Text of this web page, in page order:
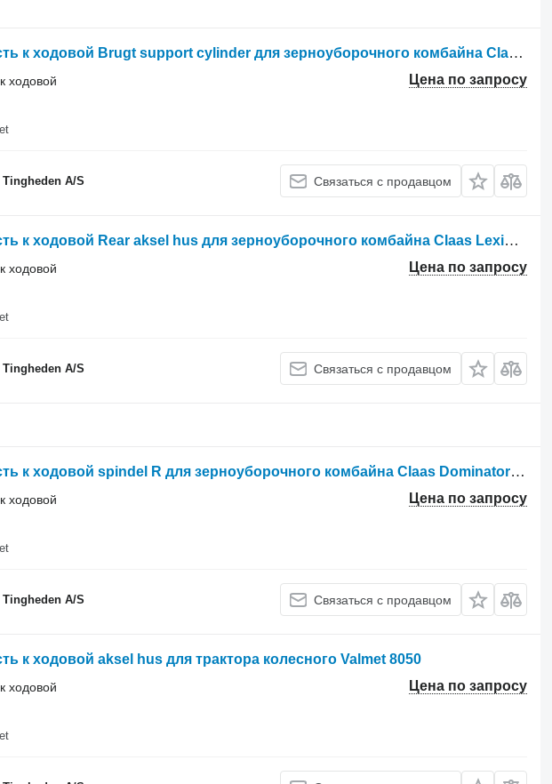
Другая запчасть к ходовой Brugt support cylinder для зерноуборочного комбайна Claas Lexion 600
Цена по запросу
ходовой
A/S Связаться с продавцом
Другая запчасть к ходовой Rear aksel hus для зерноуборочного комбайна Claas Lexion 600
Цена по запросу
ходовой
A/S Связаться с продавцом
Другая запчасть к ходовой spindel R для зерноуборочного комбайна Claas Dominator 76
Цена по запросу
ходовой
A/S Связаться с продавцом
к ходовой aksel hus для трактора колесного Valmet 8050
Цена по запросу
ходовой